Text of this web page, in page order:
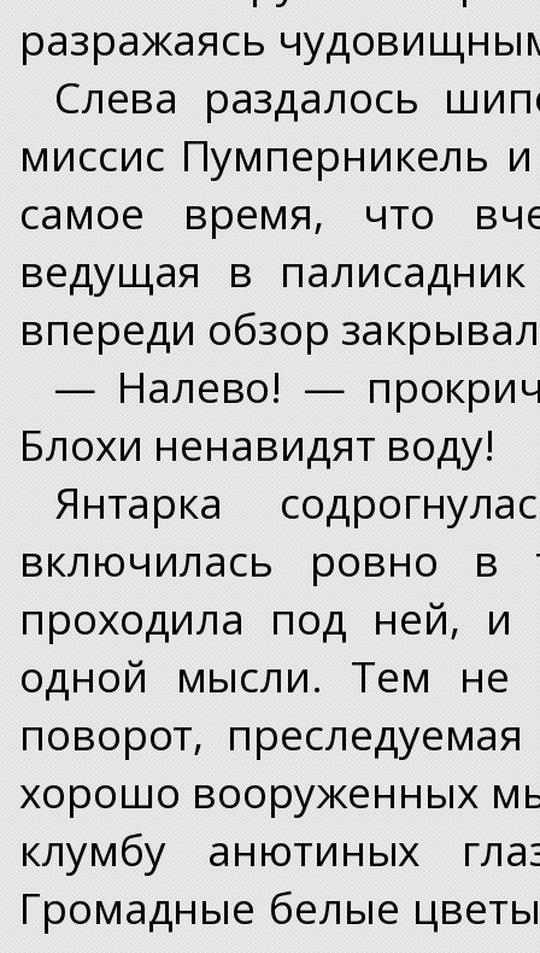
разражаясь
Слева раздалось
миссис Пумперникель
самое время, что
ведущая в
впереди обзор
— Налево! —
Блохи ненавидят воду!
Янтарка
включилась ровно в
проходила под ней,
одной мысли. Тем не
поворот,
хорошо вооруженных
клумбу анютиных
Громадные белые